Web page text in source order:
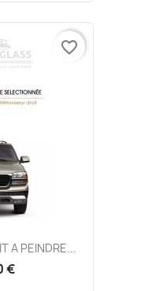
A PEINDRE...
€
favorite_border